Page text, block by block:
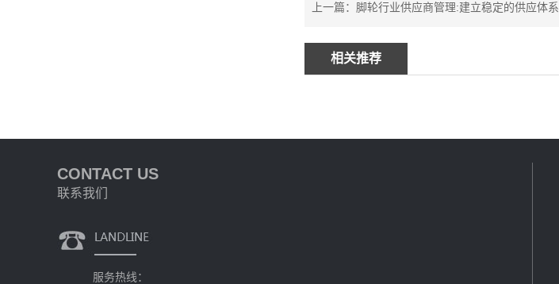
上一篇：脚轮行业供应商管理:建立稳定的供应体系
相关推荐
CONTACT US
联系我们
服务热线：